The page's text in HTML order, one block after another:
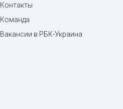
Контакты
Команда
Вакансии в РБК-Украина